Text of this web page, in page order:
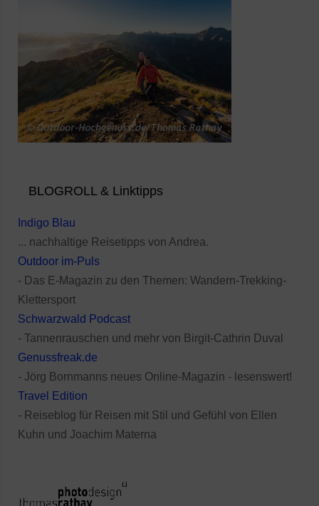
BLOGROLL & Linktipps
Indigo Blau
... nachhaltige Reisetipps von Andrea.
Outdoor im-Puls
- Das E-Magazin zu den Themen: Wandern-Trekking-
Klettersport
Schwarzwald Podcast
- Tannenrauschen und mehr von Birgit-Cathrin Duval
Genussfreak.de
- Jörg Bornmanns neues Online-Magazin - lesenswert!
Travel Edition
- Reiseblog für Reisen mit Stil und Gefühl von Ellen
Kuhn und Joachim Materna